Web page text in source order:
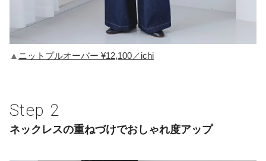
▲ ニットプルオーバー ¥12,100／ichi
ネックレスの重ねづけでおしゃれ度アップ